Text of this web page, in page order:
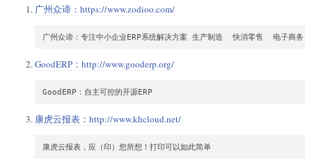
广州众谛： https://www.zodioo.com/
GoodERP： http://www.gooderp.org/
康虎云报表： http://www.khcloud.net/